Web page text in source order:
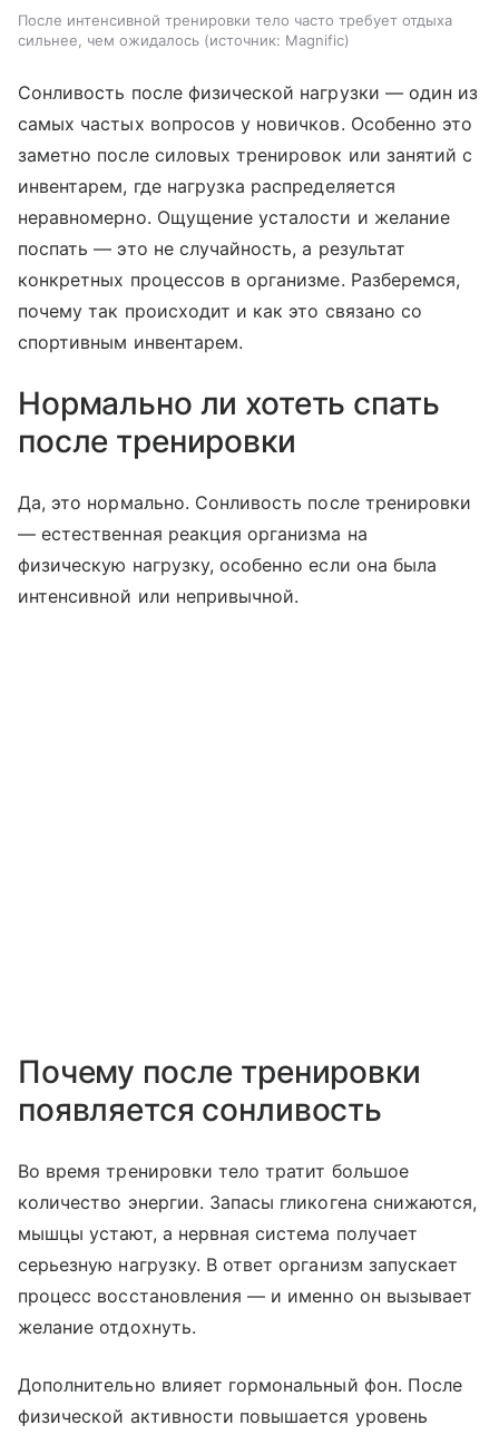
После интенсивной тренировки тело часто требует отдыха
сильнее, чем ожидалось
источник: Magnific
Сонливость после физической нагрузки — один из
самых частых вопросов у новичков. Особенно это
заметно после силовых тренировок или занятий с
инвентарем, где нагрузка распределяется
неравномерно. Ощущение усталости и желание
поспать — это не случайность, а результат
конкретных процессов в организме. Разберемся,
почему так происходит и как это связано со
спортивным инвентарем.
Нормально ли хотеть спать
после тренировки
Да, это нормально. Сонливость после тренировки
— естественная реакция организма на
физическую нагрузку, особенно если она была
интенсивной или непривычной.
Почему после тренировки
появляется сонливость
Во время тренировки тело тратит большое
количество энергии. Запасы гликогена снижаются,
мышцы устают, а нервная система получает
серьезную нагрузку. В ответ организм запускает
процесс восстановления — и именно он вызывает
желание отдохнуть.
Дополнительно влияет гормональный фон. После
физической активности повышается уровень